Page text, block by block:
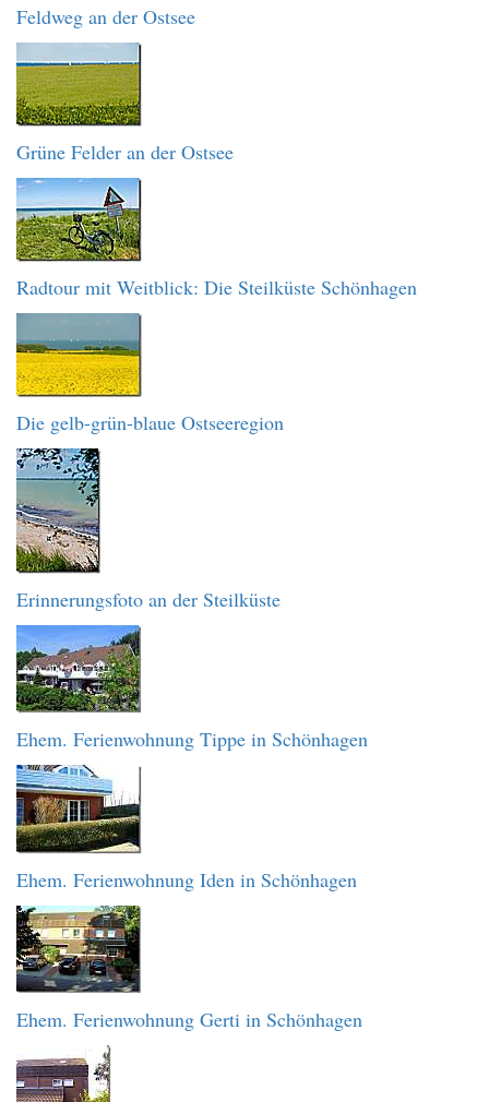
Feldweg an der Ostsee
Grüne Felder an der Ostsee
Radtour mit Weitblick: Die Steilküste Schönhagen
Die gelb-grün-blaue Ostseeregion
Erinnerungsfoto an der Steilküste
Ehem. Ferienwohnung Tippe in Schönhagen
Ehem. Ferienwohnung Iden in Schönhagen
Ehem. Ferienwohnung Gerti in Schönhagen